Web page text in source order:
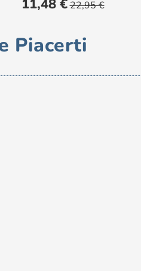
11,48 € base
22,95 €
Piacerti